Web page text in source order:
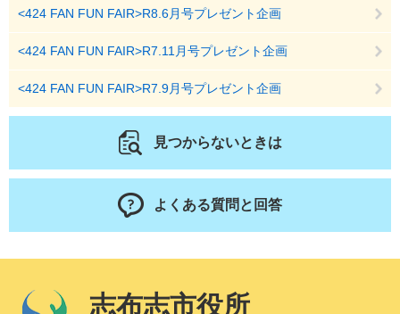
<424 FAN FUN FAIR>R8.6月号プレゼント企画
<424 FAN FUN FAIR>R7.11月号プレゼント企画
<424 FAN FUN FAIR>R7.9月号プレゼント企画
見つからないときは
よくある質問と回答
志布志市役所